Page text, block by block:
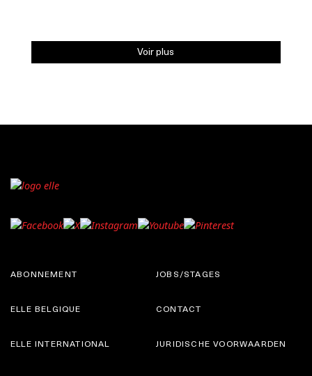
Voir plus
ABONNEMENT
ELLE BELGIQUE
JOBS/STAGES
CONTACT
ELLE INTERNATIONAL JURIDISCHE VOORWAARDEN